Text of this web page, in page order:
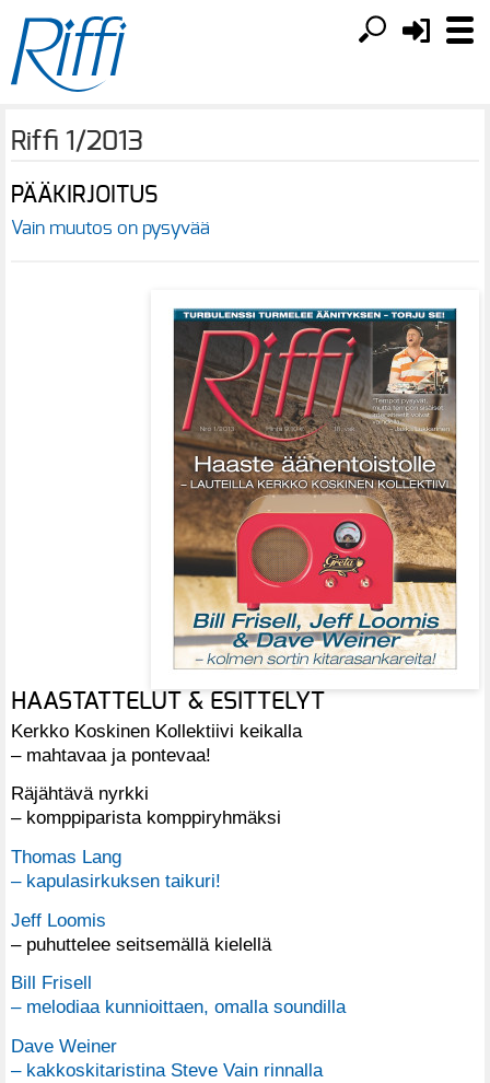
Riffi 1/2013
PÄÄKIRJOITUS
Vain muutos on pysyvää
HAASTATTELUT & ESITTELYT
Kerkko Koskinen Kollektiivi keikalla
– mahtavaa ja pontevaa!
Räjähtävä nyrkki
– komppiparista komppiryhmäksi
Thomas Lang
– kapulasirkuksen taikuri!
Jeff Loomis
– puhuttelee seitsemällä kielellä
Bill Frisell
– melodiaa kunnioittaen, omalla soundilla
Dave Weiner
– kakkoskitaristina Steve Vain rinnalla